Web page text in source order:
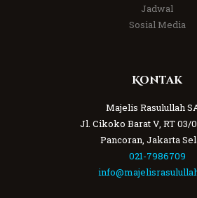
Jadwal
Sosial Media
Kontak
Majelis Rasulullah
Jl. Cikoko Barat V, RT 03/
Pancoran, Jakarta
021-7986709